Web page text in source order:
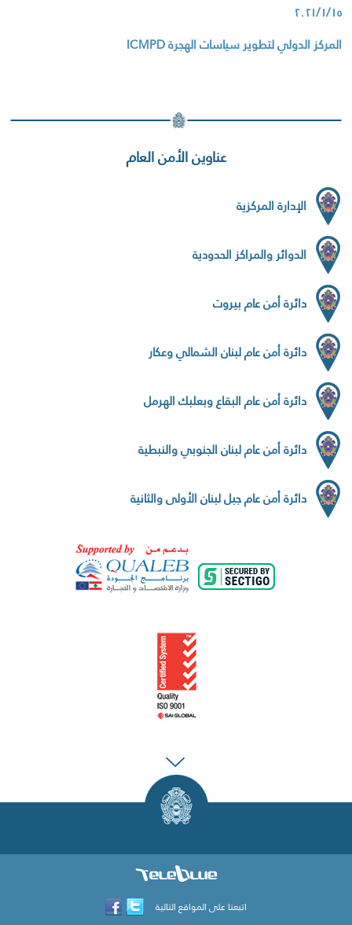
٢٠٢١/١/١٥
المركز الدولي لتطوير سياسات الهجرة ICMPD
عناوين الأمن العام
الإدارة المركزية
الدوائر والمراكز الحدودية
دائرة أمن عام بيروت
دائرة أمن عام لبنان الشمالي وعكار
دائرة أمن عام البقاع وبعلبك الهرمل
دائرة أمن عام لبنان الجنوبي والنبطية
دائرة أمن عام جبل لبنان الأولى والثانية
اتبعنا على المواقع التالية